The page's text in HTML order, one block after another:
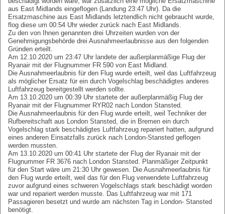
aus East Midlands eingeflogen (Landung 23:47 Uhr). Da die
Ersatzmaschine aus East Midlands letztendlich nicht gebraucht wurde,
flog diese um 00:54 Uhr wieder zurück nach East Midlands.
Zu den von Ihnen genannten drei Uhrzeiten wurden von der
Genehmigungsbehörde drei Ausnahmeerlaubnisse aus den folgenden
Gründen erteilt.
Am 12.10.2020 um 23:47 Uhr landete der außerplanmäßige Flug der
Ryanair mit der Flugnummer FR 590 von East Midland.
Die Ausnahmeerlaubnis für den Flug wurde erteilt, weil das Luftfahrzeug
als möglicher Ersatz für ein durch Vogelschlag beschädigtes anderes
Luftfahrzeug bereitgestellt werden sollte.
Am 13.10.2020 um 00:39 Uhr startete der außerplanmäßig Flug der
Ryanair mit der Flugnummer RYR02 nach London Stansted.
Die Ausnahmeerlaubnis für den Flug wurde erteilt, weil Techniker der
Rufbereitschaft aus London Stansted, die in Bremen ein durch
Vogelschlag stark beschädigtes Luftfahrzeug repariert hatten, aufgrund
eines anderen Einsatzfalls zurück nach London-Stansted geflogen
werden mussten.
Am 13.10.2020 um 00:41 Uhr startete der Flug der Ryanair mit der
Flugnummer FR 3676 nach London Stansted. Planmäßiger Zeitpunkt
für den Start wäre um 21:30 Uhr gewesen. Die Ausnahmeerlaubnis für
den Flug wurde erteilt, weil das für den Flug verwendete Luftfahrzeug
zuvor aufgrund eines schweren Vogelschlags stark beschädigt worden
war und repariert werden musste. Das Luftfahrzeug war mit 171
Passagieren besetzt und wurde am nächsten Tag in London- Stansted
benötigt.